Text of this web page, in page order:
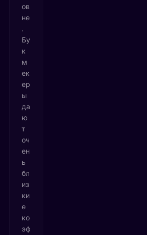
ов
не
.
Бу
к
м
ек
ер
ы
да
ю
т
оч
ен
ь
бл
из
ки
е
ко
эф